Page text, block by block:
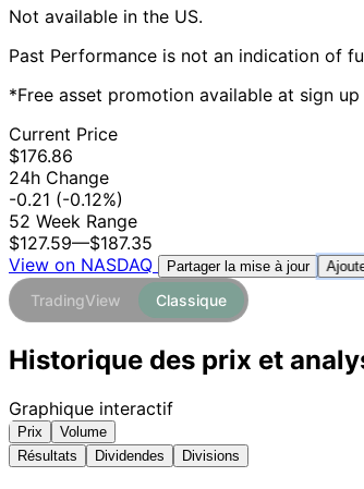
Not available in the US.
Past Performance is not an indication of
*Free asset promotion available at sign
Current Price
$176.86
24h Change
-0.21 (-0.12%)
52 Week Range
$127.59—$187.35
View on NASDAQ
Partager la mise à jour
TradingView Classique
Historique des prix et
Graphique interactif
Prix
Volume
Résultats
Dividendes Divisions